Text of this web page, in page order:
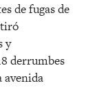
de fugas de
y
derrumbes
avenida